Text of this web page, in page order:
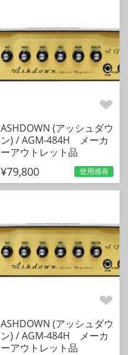
ASHDOWN (アッシュダウ
ン) / AGM-484H メーカ
ーアウトレット品
¥79,800 使用感有
ASHDOWN (アッシュダウ
ン) / AGM-484H メーカ
ーアウトレット品